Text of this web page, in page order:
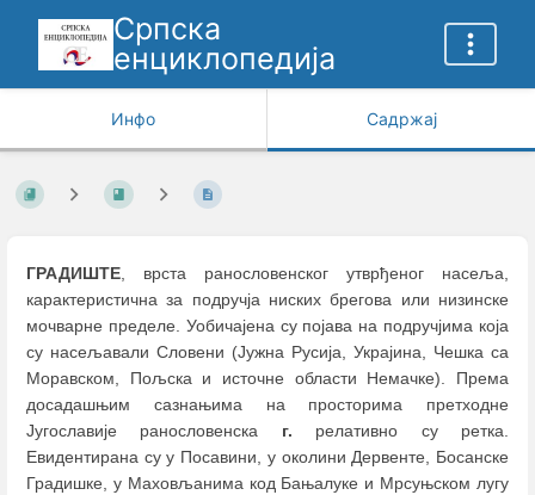
Српска
енциклопедија
Инфо Садржај
ГРАДИШТЕ, врста ранословенског утврђеног насеља,
карактеристична за подручја ниских брегова или низинске
мочварне пределе. Уобичајена су појава на подручјима која
су насељавали Словени (Јужна Русија, Украјина, Чешка са
Моравском, Пољска и источне области Немачке). Према
досадашњим сазнањима на просторима претходне
Југославије ранословенска г. релативно су ретка.
Евидентирана су у Посавини, у околини Дервенте, Босанске
Градишке, у Маховљанима код Бањалуке и Мрсуњском лугу